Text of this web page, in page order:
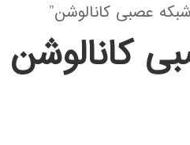
عصبی کانالوشن”
کانالوشن